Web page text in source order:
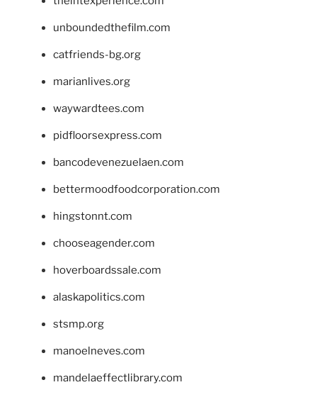
unboundedthefilm.com
catfriends-bg.org
marianlives.org
waywardtees.com
pidfloorsexpress.com
bancodevenezuelaen.com
bettermoodfoodcorporation.com
hingstonnt.com
chooseagender.com
hoverboardssale.com
alaskapolitics.com
stsmp.org
manoelneves.com
mandelaeffectlibrary.com